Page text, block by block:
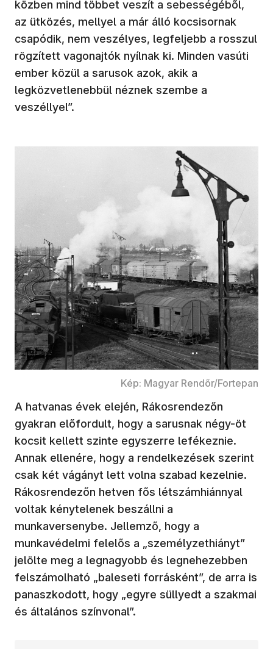
közben mind többet veszít a sebességéből,
az ütközés, mellyel a már álló kocsisornak
csapódik, nem veszélyes, legfeljebb a rosszul
rögzített vagonajtók nyílnak ki. Minden vasúti
ember közül a sarusok azok, akik a
legközvetlenebbül néznek szembe a
veszéllyel”.
Kép: Magyar Rendőr/Fortepan
A hatvanas évek elején, Rákosrendezőn
gyakran előfordult, hogy a sarusnak négy-öt
kocsit kellett szinte egyszerre lefékeznie.
Annak ellenére, hogy a rendelkezések szerint
csak két vágányt lett volna szabad kezelnie.
Rákosrendezőn hetven fős létszámhiánnyal
voltak kénytelenek beszállni a
munkaversenybe. Jellemző, hogy a
munkavédelmi felelős a „személyzethiányt”
jelölte meg a legnagyobb és legnehezebben
felszámolható „baleseti forrásként”, de arra is
panaszkodott, hogy „egyre süllyedt a szakmai
és általános színvonal”.